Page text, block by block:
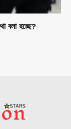
বলা হচ্ছে?